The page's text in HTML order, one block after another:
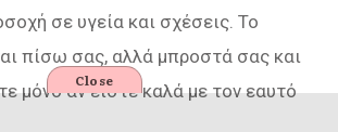
σε υγεία και σχέσεις. Το
πίσω σας, αλλά μπροστά σας και
μόνο αν είστε καλά με τον εαυτό
Close